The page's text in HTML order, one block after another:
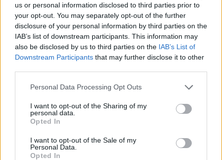
us or personal information disclosed to third parties prior to
your opt-out. You may separately opt-out of the further
disclosure of your personal information by third parties on the
IAB’s list of downstream participants. This information may
also be disclosed by us to third parties on the IAB’s List of
Downstream Participants that may further disclose it to other
Please note that this website/app uses one or more Google
not limited to your visit or usage behaviour. You may click to
grant or deny consent to Google and its third-party tags to
use your data for below specified purposes in below Google
consent section.
Personal Data Processing Opt Outs
I want to opt-out of the Sharing of my
personal data.
Opted In
I want to opt-out of the Sale of my
Personal Data.
Opted In
Επιρρίφθηκαν ευθύνες, δε, και στους παίκτες της
ομάδας, οπότε προβλέπεται να υπάρξουν άμεσες
αλλαγές στο ρόστερ, ώστε να αλλάξει η σύνθεση
και η δυναμική του Παναθηναϊκού από τώρα.